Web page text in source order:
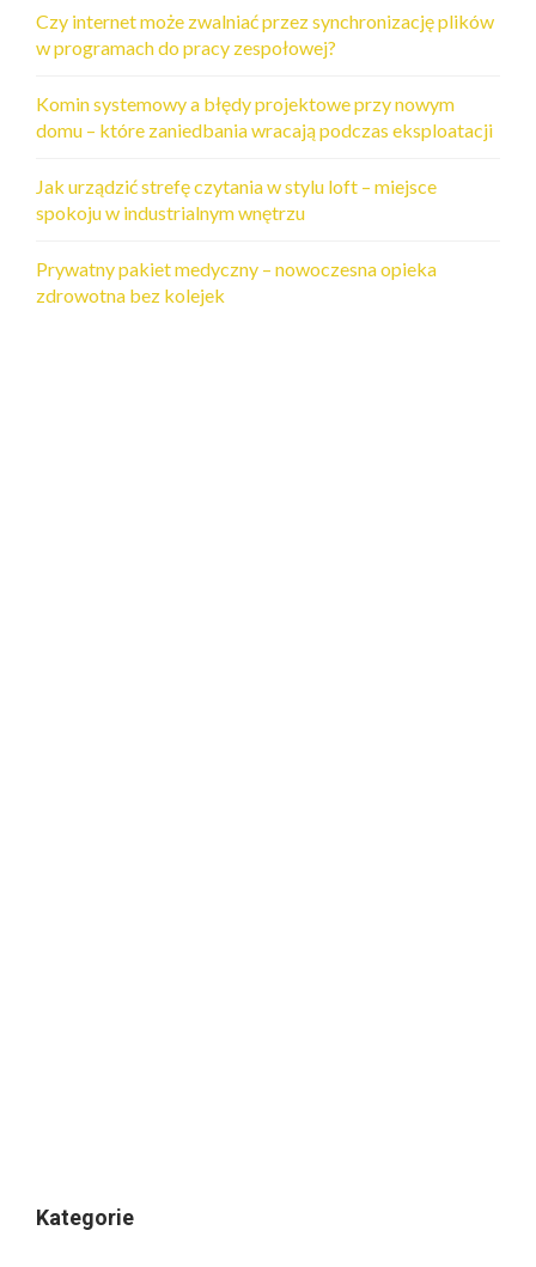
Czy internet może zwalniać przez synchronizację plików
w programach do pracy zespołowej?
Komin systemowy a błędy projektowe przy nowym
domu – które zaniedbania wracają podczas eksploatacji
Jak urządzić strefę czytania w stylu loft – miejsce
spokoju w industrialnym wnętrzu
Prywatny pakiet medyczny – nowoczesna opieka
zdrowotna bez kolejek
Kategorie